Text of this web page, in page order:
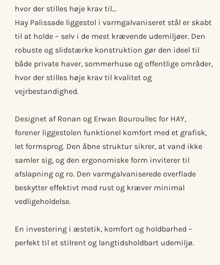
hvor der stilles høje krav til...
Hay Palissade liggestol i varmgalvaniseret stål er skabt
til at holde – selv i de mest krævende udemiljøer. Den
robuste og slidstærke konstruktion gør den ideel til
både private haver, sommerhuse og offentlige områder,
hvor der stilles høje krav til kvalitet og
vejrbestandighed.
Designet af Ronan og Erwan Bouroullec for HAY,
forener liggestolen funktionel komfort med et grafisk,
let formsprog. Den åbne struktur sikrer, at vand ikke
samler sig, og den ergonomiske form inviterer til
afslapning og ro. Den varmgalvaniserede overflade
beskytter effektivt mod rust og kræver minimal
vedligeholdelse.
En investering i æstetik, komfort og holdbarhed –
perfekt til et stilrent og langtidsholdbart udemiljø.